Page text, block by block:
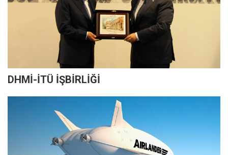
DHMİ-İTÜ İŞBİRLİĞİ